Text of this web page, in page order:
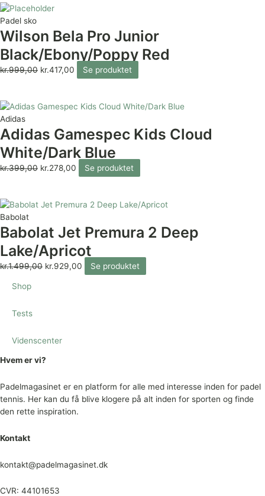
Padel sko
Wilson Bela Pro Junior
Black/Ebony/Poppy Red
kr.999,00 kr.417,00 Se produktet
Adidas
Adidas Gamespec Kids Cloud
White/Dark Blue
kr.399,00 kr.278,00 Se produktet
Babolat
Babolat Jet Premura 2 Deep
Lake/Apricot
kr.1.499,00 kr.929,00 Se produktet
Shop
Tests
Videnscenter
Hvem er vi?
Padelmagasinet er en platform for alle med interesse inden for padel
tennis. Her kan du få blive klogere på alt inden for sporten og finde
den rette inspiration.
Kontakt
kontakt@padelmagasinet.dk
CVR: 44101653